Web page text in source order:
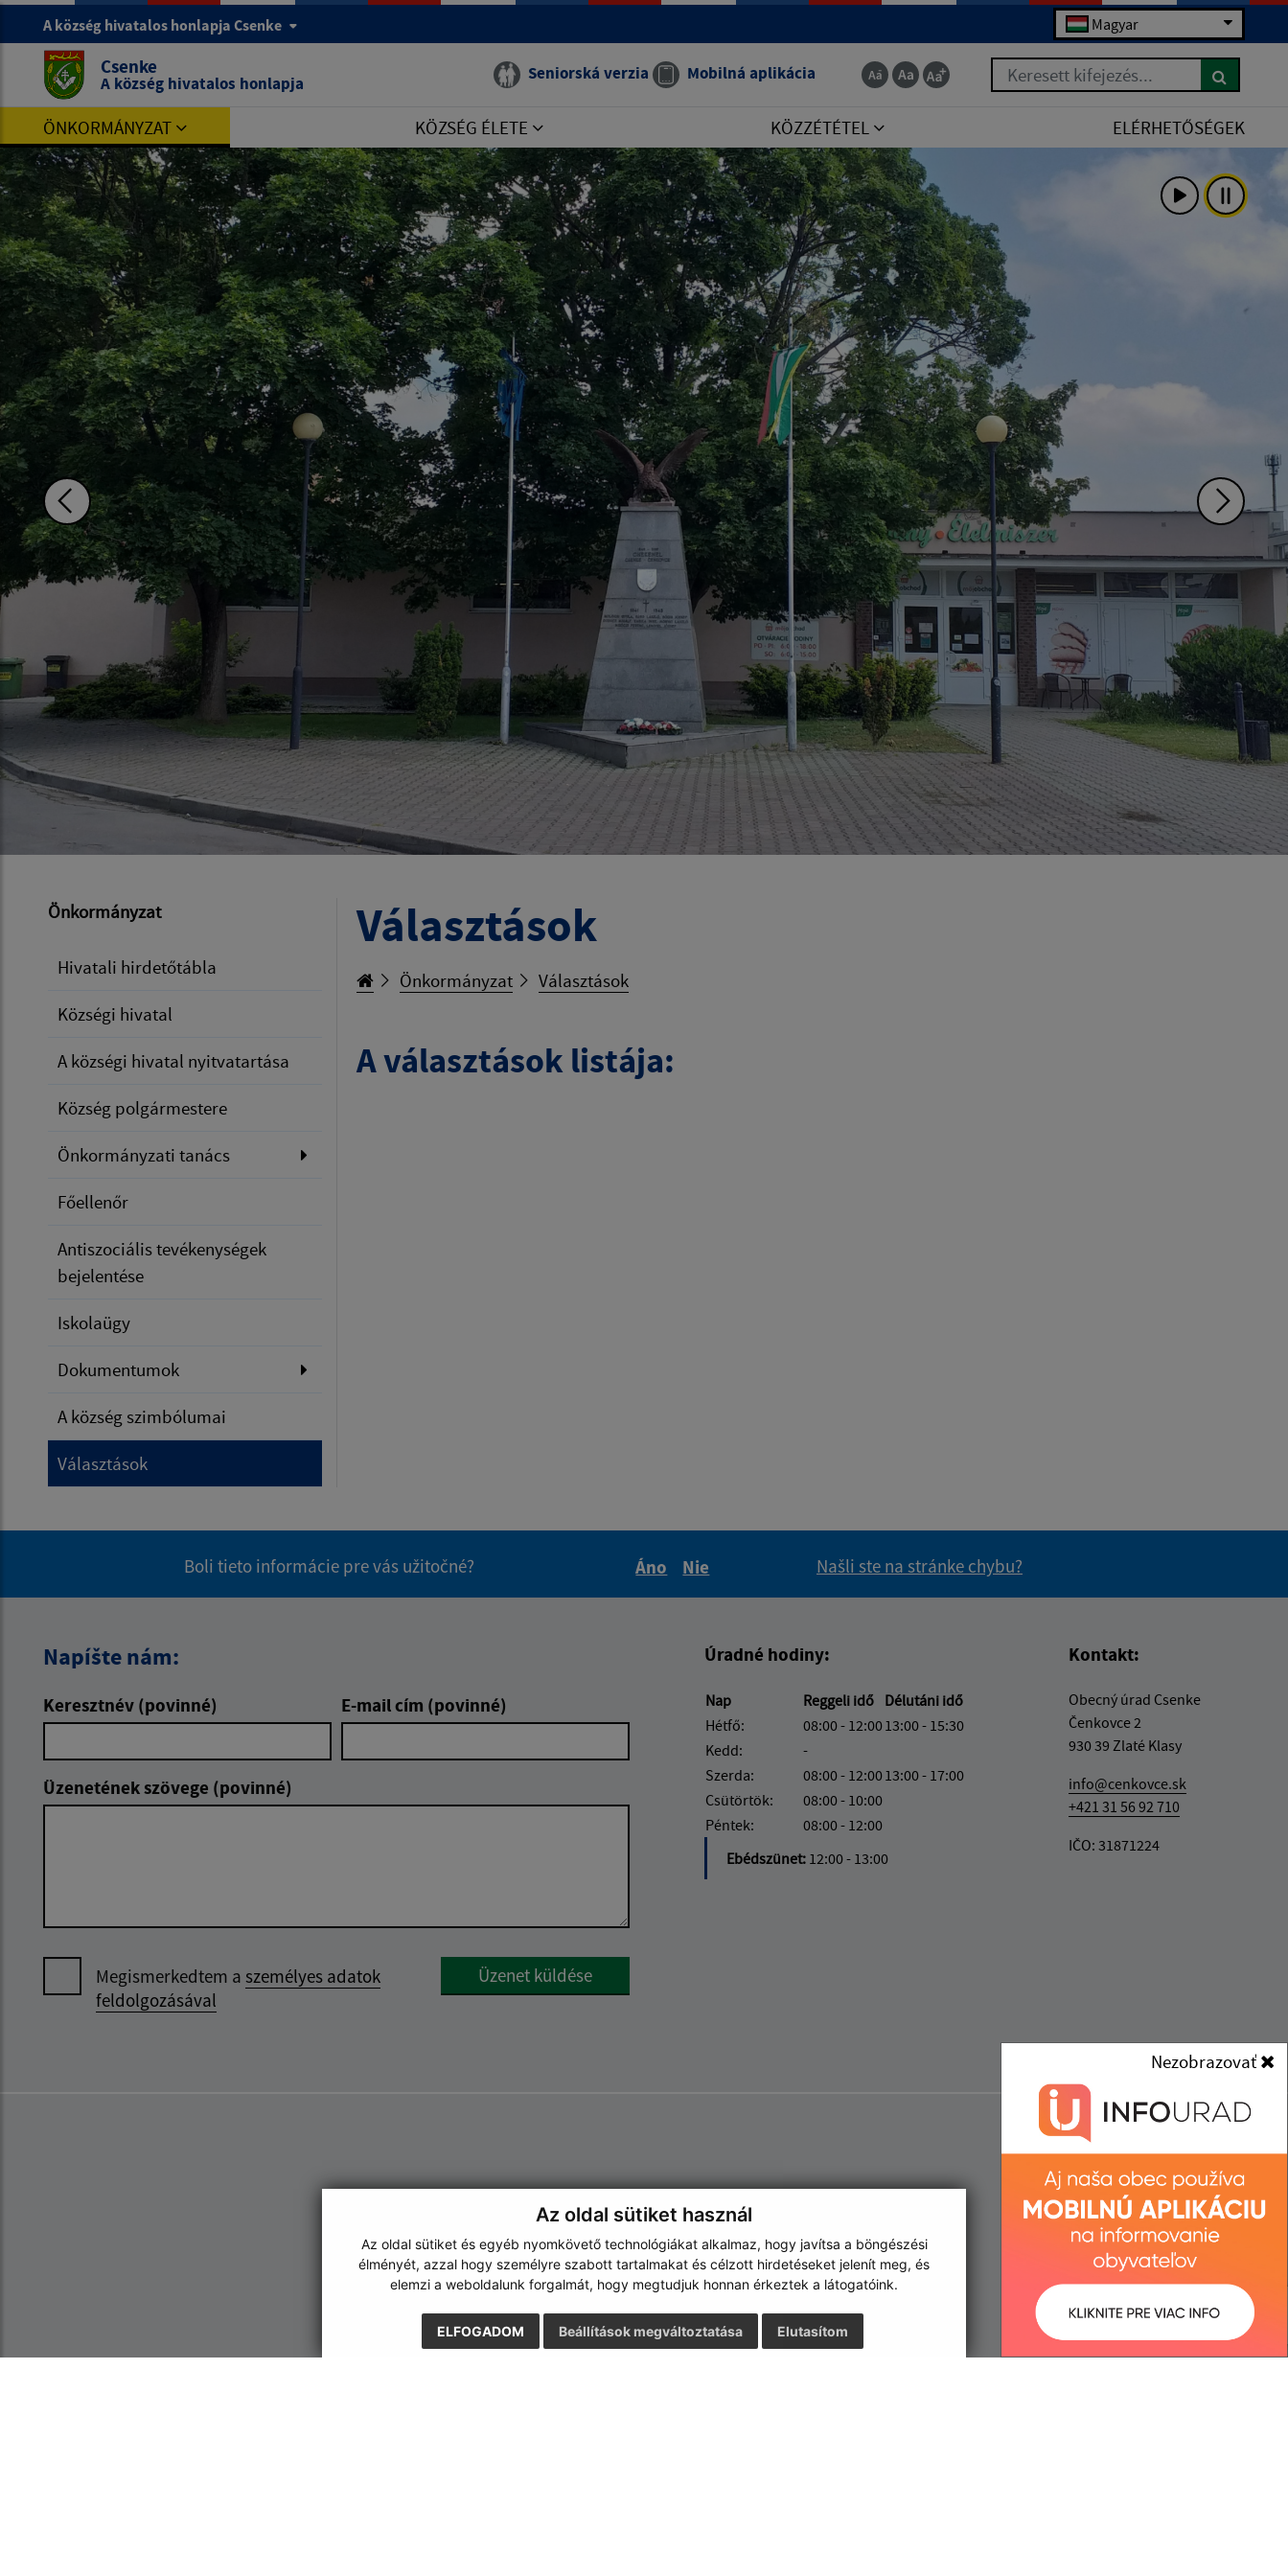
Az oldal sütiket használ
Az oldal sütiket és egyéb nyomkövető technológiákat alkalmaz, hogy javítsa a böngészési
élményét, azzal hogy személyre szabott tartalmakat és célzott hirdetéseket jelenít meg, és
elemzi a weboldalunk forgalmát, hogy megtudjuk honnan érkeztek a látogatóink.
ELFOGADOM Elutasítom
Beállítások megváltoztatása
Nezobrazovať
A község hivatalos honlapja Csenke Magyar
Csenke
A község hivatalos honlapja Seniorská verzia Mobilná aplikácia Keresett kifejezés...
ÖNKORMÁNYZAT KÖZSÉG ÉLETE KÖZZÉTÉTEL ELÉRHETŐSÉGEK
Önkormányzat
Hivatali hirdetőtábla
Községi hivatal
A községi hivatal nyitvatartása
Község polgármestere
Önkormányzati tanács
Főellenőr
Antiszociális tevékenységek
bejelentése
Iskolaügy
Dokumentumok
A község szimbólumai
Választások
Választások
Önkormányzat Választások
A választások listája:
Boli tieto informácie pre vás užitočné?
Áno
Nie
Našli ste na stránke chybu?
Napíšte nám:
Keresztnév (povinné) E-mail cím (povinné)
Üzenetének szövege (povinné)
Megismerkedtem a személyes adatok
feldolgozásával
Üzenet küldése
Úradné hodiny:
Nap Reggeli idő Délutáni idő
Hétfő:
08:00 - 12:0013:00 - 15:30
Kedd:
-
Szerda:
08:00 - 12:0013:00 - 17:00
Csütörtök:
08:00 - 10:00
Péntek:
08:00 - 12:00
Ebédszünet: 12:00 - 13:00
Kontakt:
Obecný úrad Csenke
Čenkovce 2
930 39 Zlaté Klasy
info@cenkovce.sk
+421 31 56 92 710
IČO: 31871224